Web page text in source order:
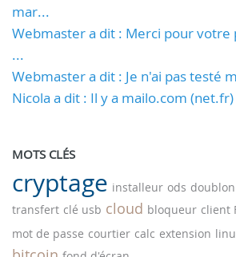
mar...
Webmaster a dit : Merci pour votre
...
Webmaster a dit : Je n'ai pas testé
Nicola a dit : Il y a mailo.com (net.fr)
MOTS CLÉS
cryptage installeur ods doublon
transfert clé usb cloud bloqueur client
mot de passe courtier calc extension